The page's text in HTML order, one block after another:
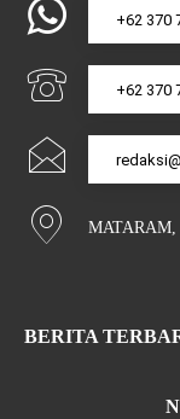
+62 370
+62 370
MATARAM,
BERITA